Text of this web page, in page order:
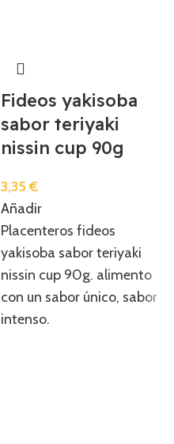
Fideos yakisoba
sabor teriyaki
nissin cup 90g
3,35€
Añadir
Placenteros fideos
yakisoba sabor teriyaki
nissin cup 90g. alimento
con un sabor único, sabor
intenso.